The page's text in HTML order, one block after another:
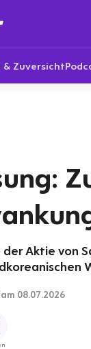
Zuversicht
Aktie von
am 08.07.2026